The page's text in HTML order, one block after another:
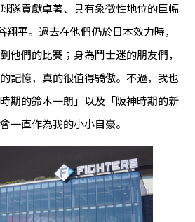
隊貢獻卓著、具有象徵性地位的巨幅
平。過去在他們仍於日本效力時，
他們的比賽；身為鬥士迷的朋友們，
記憶，真的很值得驕傲。不過，我也
期的鈴木一朗」以及「阪神時期的新
一直作為我的小小自豪。